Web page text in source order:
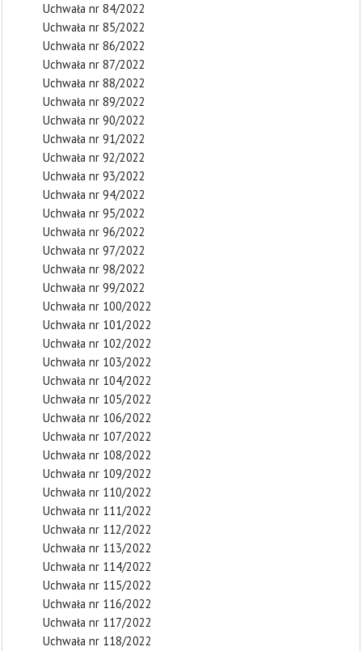
Uchwała nr 84/2022
Uchwała nr 85/2022
Uchwała nr 86/2022
Uchwała nr 87/2022
Uchwała nr 88/2022
Uchwała nr 89/2022
Uchwała nr 90/2022
Uchwała nr 91/2022
Uchwała nr 92/2022
Uchwała nr 93/2022
Uchwała nr 94/2022
Uchwała nr 95/2022
Uchwała nr 96/2022
Uchwała nr 97/2022
Uchwała nr 98/2022
Uchwała nr 99/2022
Uchwała nr 100/2022
Uchwała nr 101/2022
Uchwała nr 102/2022
Uchwała nr 103/2022
Uchwała nr 104/2022
Uchwała nr 105/2022
Uchwała nr 106/2022
Uchwała nr 107/2022
Uchwała nr 108/2022
Uchwała nr 109/2022
Uchwała nr 110/2022
Uchwała nr 111/2022
Uchwała nr 112/2022
Uchwała nr 113/2022
Uchwała nr 114/2022
Uchwała nr 115/2022
Uchwała nr 116/2022
Uchwała nr 117/2022
Uchwała nr 118/2022